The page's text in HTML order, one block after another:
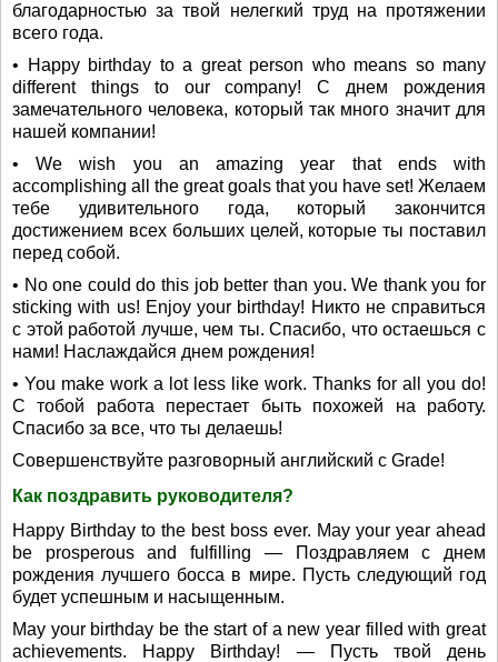
благодарностью за твой нелегкий труд на протяжении
всего года.
• Happy birthday to a great person who means so many
different things to our company! С днем рождения
замечательного человека, который так много значит для
нашей компании!
• We wish you an amazing year that ends with
accomplishing all the great goals that you have set! Желаем
тебе удивительного года, который закончится
достижением всех больших целей, которые ты поставил
перед собой.
• No one could do this job better than you. We thank you for
sticking with us! Enjoy your birthday! Никто не справиться
с этой работой лучше, чем ты. Спасибо, что остаешься с
нами! Наслаждайся днем рождения!
• You make work a lot less like work. Thanks for all you do!
С тобой работа перестает быть похожей на работу.
Спасибо за все, что ты делаешь!
Совершенствуйте разговорный английский с Grade!
Как поздравить руководителя?
Happy Birthday to the best boss ever. May your year ahead
be prosperous and fulfilling — Поздравляем с днем
рождения лучшего босса в мире. Пусть следующий год
будет успешным и насыщенным.
May your birthday be the start of a new year filled with great
achievements. Happy Birthday! — Пусть твой день